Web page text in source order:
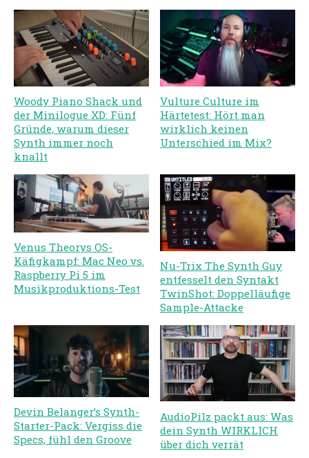
Woody Piano Shack und
der Minilogue XD: Fünf
Gründe, warum dieser
Synth immer noch
knallt
Vulture Culture im
Härtetest: Hört man
wirklich keinen
Unterschied im Mix?
Venus Theorys OS-
Käfigkampf: Mac Neo vs.
Raspberry Pi 5 im
Musikproduktions-Test
Nu-Trix The Synth Guy
entfesselt den Syntakt
TwinShot: Doppelläufige
Sample-Attacke
Devin Belanger’s Synth-
Starter-Pack: Vergiss die
Specs, fühl den Groove
AudioPilz packt aus: Was
dein Synth WIRKLICH
über dich verrät